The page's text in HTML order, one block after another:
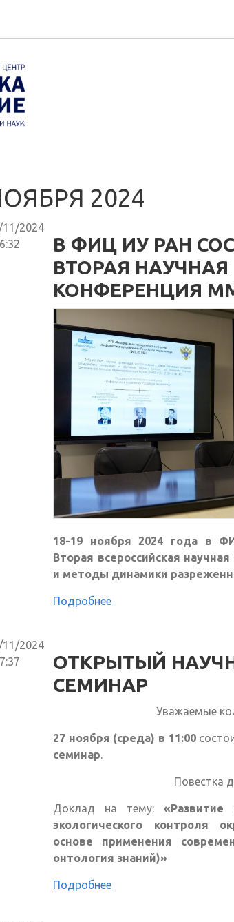
2024
11/2024
В ФИЦ ИУ РАН
ВТОРАЯ НАУЧНАЯ
КОНФЕРЕНЦИЯ
18-19 ноября 2024 года в
Вторая всероссийская
и методы динамики
Подробнее
11/2024
ОТКРЫТЫЙ
СЕМИНАР
Уважаемые
27 ноября (среда) в 11:00
семинар.
Повестка
Доклад на тему:
экологического контроля
основе применения
онтология знаний)»
Подробнее